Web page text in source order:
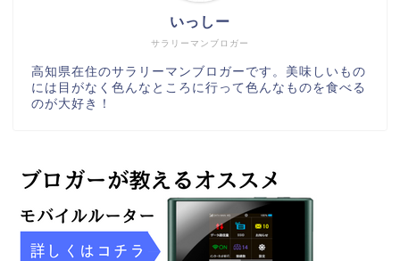
サラリーマンブロガー
いっしー
高知県在住のサラリーマンブロガーです。美味しいもの
には目がなく色んなところに行って色んなものを食べる
のが大好き！